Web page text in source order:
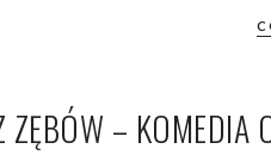
ZĘBÓW – KOMEDIA